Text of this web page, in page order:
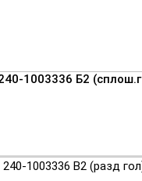
1003336 Б2